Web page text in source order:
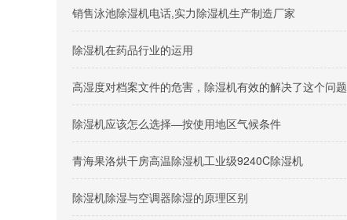
销售泳池除湿机电话,实力除湿机生产制造厂家
除湿机在药品行业的运用
高湿度对档案文件的危害，除湿机有效的解决了这个问题
除湿机应该怎么选择—按使用地区气候条件
青海果洛烘干房高温除湿机工业级9240C除湿机
除湿机除湿与空调器除湿的原理区别